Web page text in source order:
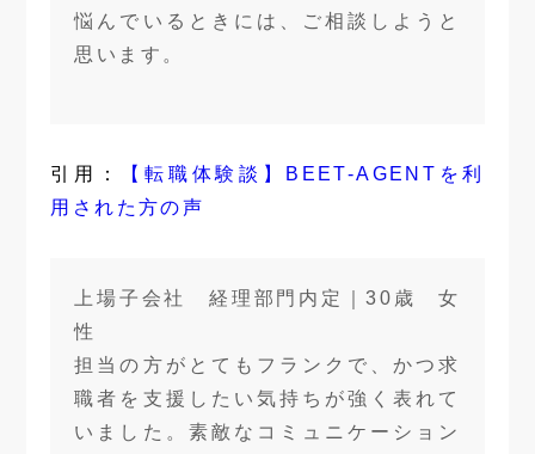
悩んでいるときには、ご相談しようと
思います。
引用：
【転職体験談】BEET-AGENTを利
用された方の声
上場子会社 経理部門内定｜30歳 女
性
担当の方がとてもフランクで、かつ求
職者を支援したい気持ちが強く表れて
いました。素敵なコミュニケーション